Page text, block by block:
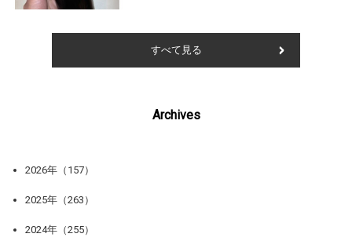
すべて見る
Archives
2026年（157）
2025年（263）
2024年（255）